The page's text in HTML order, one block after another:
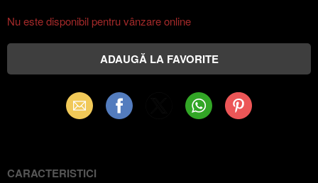
Nu este disponibil pentru vânzare online
Email Facebook WhatsAppPinterest
CARACTERISTICI